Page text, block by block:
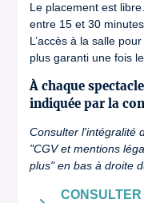
Le placement est
entre 15 et 30
L’accès à la salle
plus garanti une fois
À chaque
indiquée par la
Consulter l'intégralité
"CGV et mentions
plus" en bas à droite